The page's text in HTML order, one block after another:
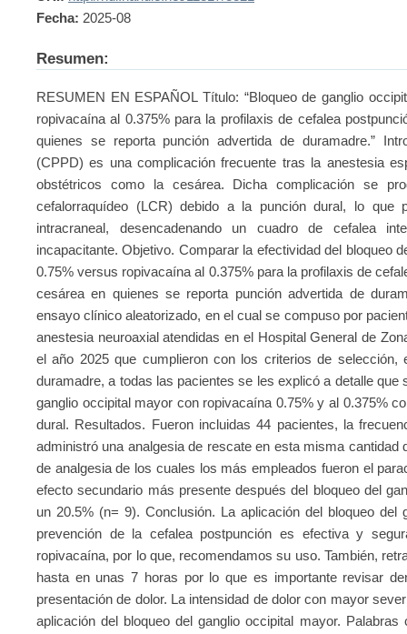
Fecha: 2025-08
Resumen:
RESUMEN EN ESPAÑOL Título: “Bloqueo de ganglio
ropivacaína al 0.375% para la profilaxis de cefalea
quienes se reporta punción advertida de duramadre.”
(CPPD) es una complicación frecuente tras la anestesia
obstétricos como la cesárea. Dicha complicación se
cefalorraquídeo (LCR) debido a la punción dural, lo que
intracraneal, desencadenando un cuadro de cefalea
incapacitante. Objetivo. Comparar la efectividad del bloqueo
0.75% versus ropivacaína al 0.375% para la profilaxis de
cesárea en quienes se reporta punción advertida de
ensayo clínico aleatorizado, en el cual se compuso por
anestesia neuroaxial atendidas en el Hospital General de
el año 2025 que cumplieron con los criterios de selección,
duramadre, a todas las pacientes se les explicó a detalle que
ganglio occipital mayor con ropivacaína 0.75% y al 0.375%
dural. Resultados. Fueron incluidas 44 pacientes, la
administró una analgesia de rescate en esta misma
de analgesia de los cuales los más empleados fueron el
efecto secundario más presente después del bloqueo del
un 20.5% (n= 9). Conclusión. La aplicación del bloqueo
prevención de la cefalea postpunción es efectiva y
ropivacaína, por lo que, recomendamos su uso. También,
hasta en unas 7 horas por lo que es importante revisar
presentación de dolor. La intensidad de dolor con mayor
aplicación del bloqueo del ganglio occipital mayor.